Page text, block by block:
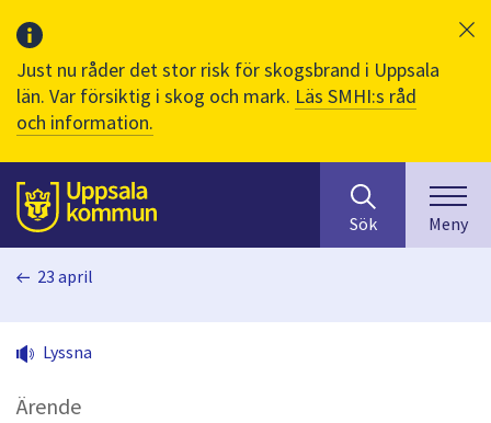
Just nu råder det stor risk för skogsbrand i Uppsala
län. Var försiktig i skog och mark. Läs SMHI:s råd
och information.
Till sidans
huvudinnehåll
efter
innehåll
på
Sök Meny
23 april
Lyssna
Ärende